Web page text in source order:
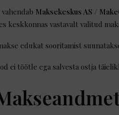
Maksekeskus AS /
keskkonnas vastavalt valitud
edukat sooritamist
ei töötle ega salvesta ostja